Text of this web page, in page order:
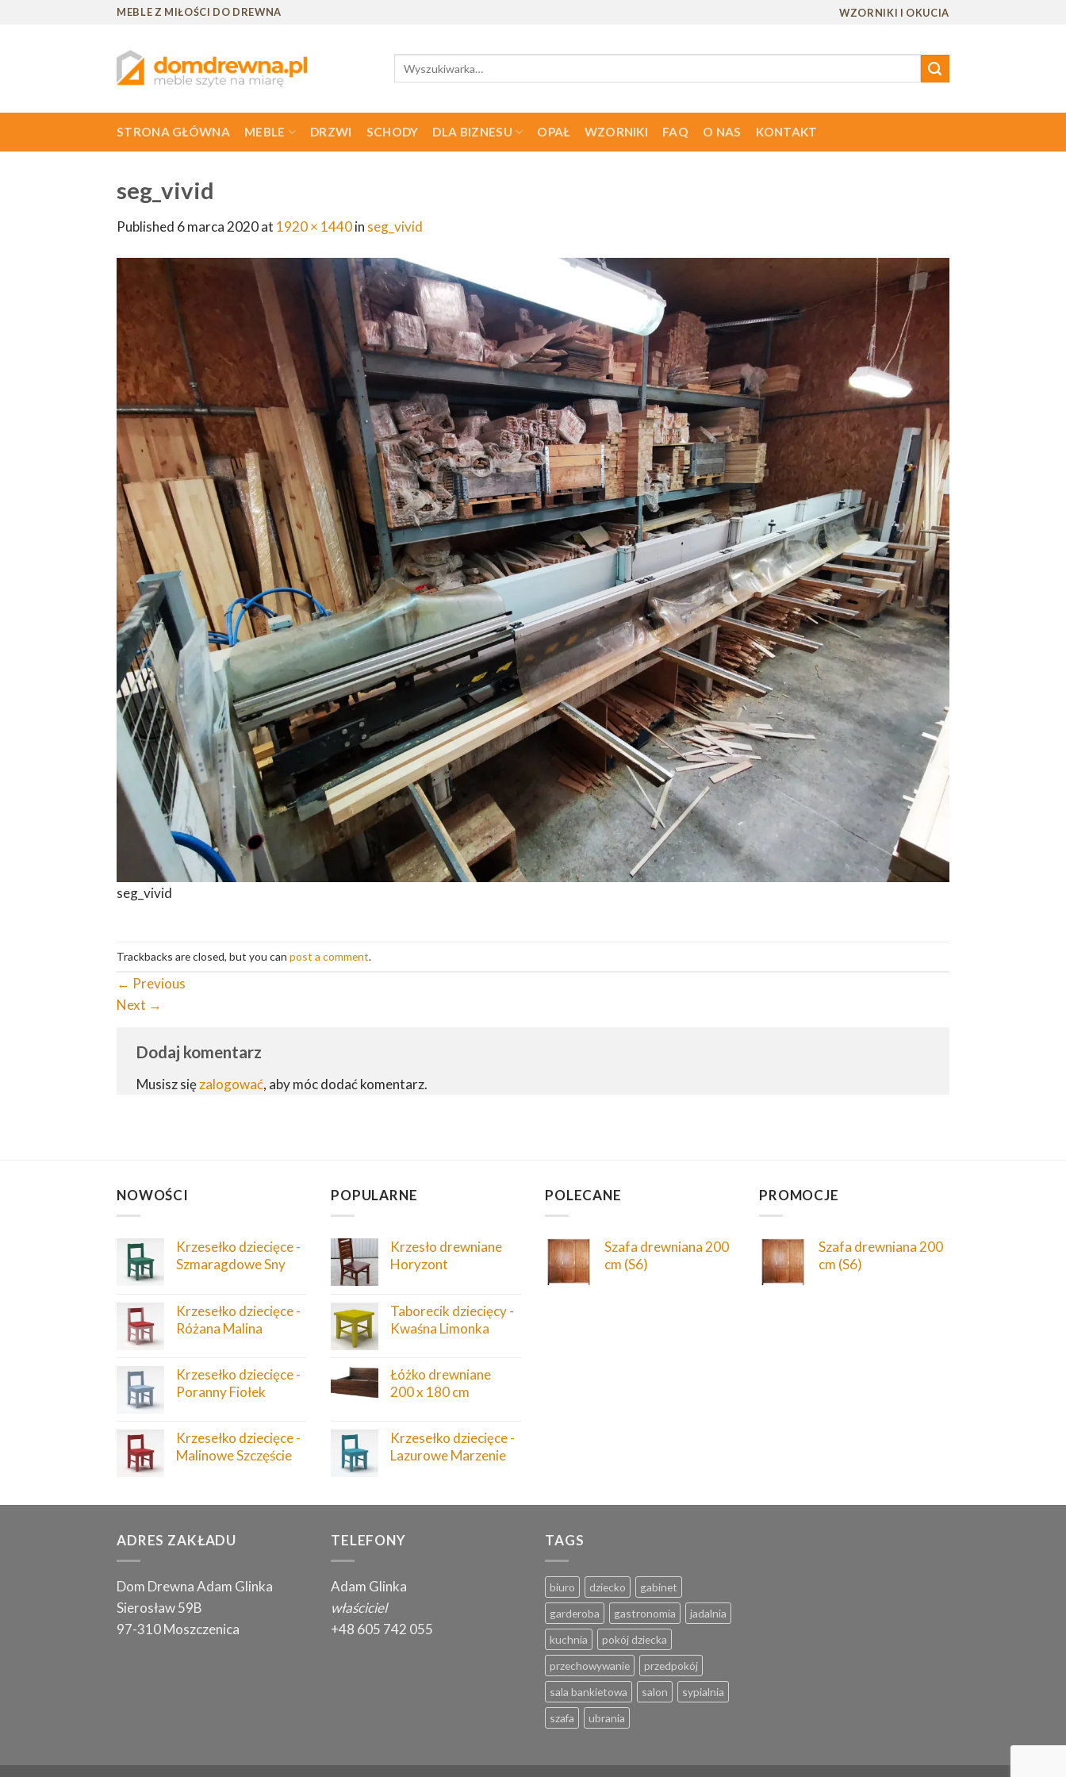
MEBLE Z MIŁOŚCI DO DREWNA WZORNIKI I OKUCIA
STRONA GŁÓWNA MEBLE DRZWI SCHODY DLA BIZNESU OPAŁ WZORNIKI FAQ O NAS KONTAKT
seg_vivid
Published 6 marca 2020at 1920 × 1440in seg_vivid
seg_vivid
Trackbacks are closed, but you can post a comment.
← Previous
Next →
Dodaj komentarz
Musisz sięzalogować, aby móc dodać komentarz.
NOWOŚCI
Krzesełko dziecięce -
Szmaragdowe Sny
Krzesełko dziecięce -
Różana Malina
Krzesełko dziecięce -
Poranny Fiołek
Krzesełko dziecięce -
Malinowe Szczęście
POPULARNE
Krzesło drewniane
Horyzont
Taborecik dziecięcy -
Kwaśna Limonka
Łóżko drewniane
200 x 180 cm
Krzesełko dziecięce -
Lazurowe Marzenie
POLECANE
Szafa drewniana 200
cm (S6)
PROMOCJE
Szafa drewniana 200
cm (S6)
ADRES ZAKŁADU
Dom Drewna Adam Glinka
Sierosław 59B
97-310 Moszczenica
TELEFONY
Adam Glinka
właściciel
+48 605 742 055
TAGS
biuro dziecko
gabinet
garderoba
gastronomia
jadalnia
kuchnia
pokój dziecka
przechowywanie
przedpokój
sala bankietowa
salon
sypialnia
szafa
ubrania